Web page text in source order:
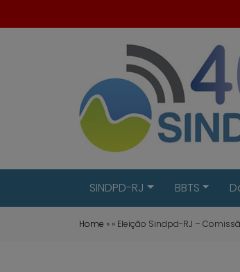
SINDPD-RJ BBTS
Home » » Eleição Sindpd-RJ –